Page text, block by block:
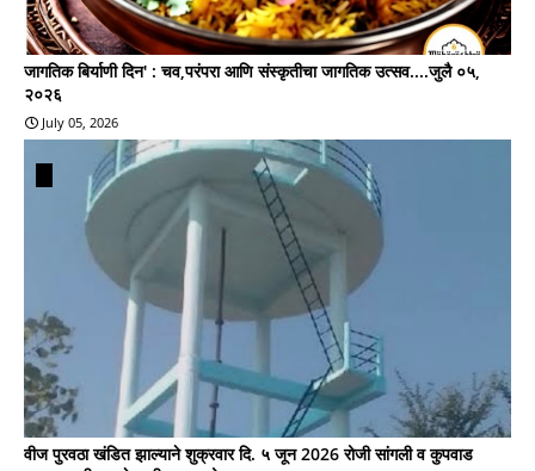
जागतिक बिर्याणी दिन' : चव,परंपरा आणि संस्कृतीचा जागतिक उत्सव....जुलै ०५,
२०२६
July 05, 2026
वीज पुरवठा खंडित झाल्याने शुक्रवार दि. ५ जून 2026 रोजी सांगली व कुपवाड